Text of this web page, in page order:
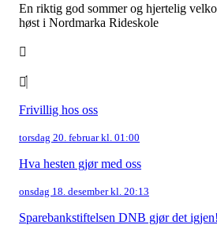
En riktig god sommer og hjertelig
høst i Nordmarka Rideskole
Frivillig hos oss
torsdag 20. februar kl. 01:00
Hva hesten gjør med oss
onsdag 18. desember kl. 20:13
Sparebankstiftelsen DNB gjør det igjen!